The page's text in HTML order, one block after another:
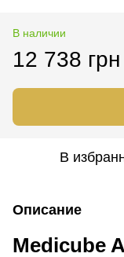
В наличии
12 738 грн
В
Описание
Medicube